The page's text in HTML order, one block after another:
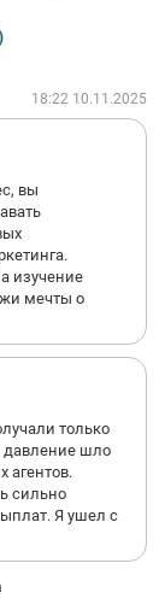
18:22 10.11.2025
вы
изучение
мечты о
только
шло
агентов.
сильно
Я ушел с